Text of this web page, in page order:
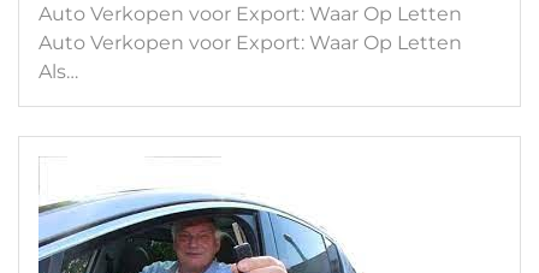
Auto Verkopen voor Export: Waar Op Letten
Auto Verkopen voor Export: Waar Op Letten
Als…